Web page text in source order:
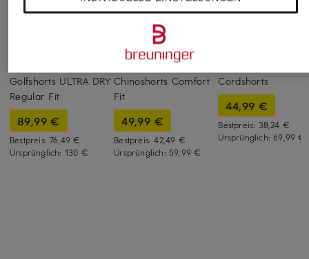
Golfshorts ULTRA DRY
Regular Fit
89,99 €
Bestpreis:76,49 €
Ursprünglich: 130 €
PAUL
Chinoshorts Comfort
Fit
49,99 €
Bestpreis:42,49 €
Ursprünglich: 59,99 €
Cordshorts
44,99 €
Bestpreis: 38,24 €
Ursprünglich:69,99 €